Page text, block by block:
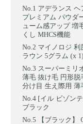
アデランス ヘ
プレミアム パウダ
ューム感アップ 増
くし MHCS機能
マイノロジ 利
ラウン 5グラム (x 1)
スーパーミリ
薄毛 抜け毛 円形脱
分け目 生え際用 薄
[イル ビゾン
ブラック
【ブラック